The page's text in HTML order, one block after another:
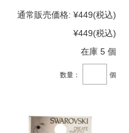
通常販売価格: ¥449(税込)
¥449(税込)
在庫 5 個
数量： 個